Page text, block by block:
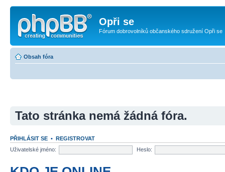
Opři se
Fórum dobrovolníků občanského sdružení Opři se
Obsah fóra
Tato stránka nemá žádná fóra.
PŘIHLÁSIT SE • REGISTROVAT
Uživatelské jméno:
Heslo: